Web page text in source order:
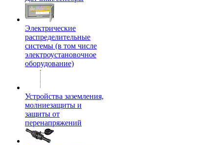
Электрические
распределительные
системы (в том числе
электроустановочное
оборудование)
Устройства заземления,
молниезащиты и
защиты от
перенапряжений